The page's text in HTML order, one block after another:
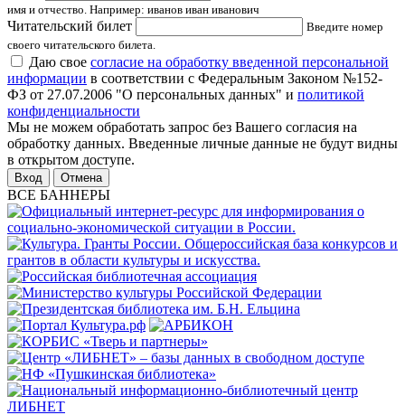
имя и отчество. Например: иванов иван иванович
Читательский билет
Введите номер
своего читательского билета.
Даю свое согласие на обработку введенной персональной
информации в соответствии с Федеральным Законом №152-
ФЗ от 27.07.2006 "О персональных данных" и политикой
конфиденциальности
Мы не можем обработать запрос без Вашего согласия на
обработку данных. Введенные личные данные не будут видны
в открытом доступе.
Отмена
ВСЕ БАННЕРЫ